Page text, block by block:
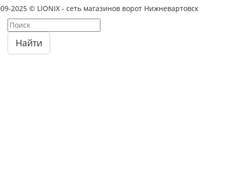
2025 © LIONIX - сеть магазинов ворот Нижневартовск
Найти